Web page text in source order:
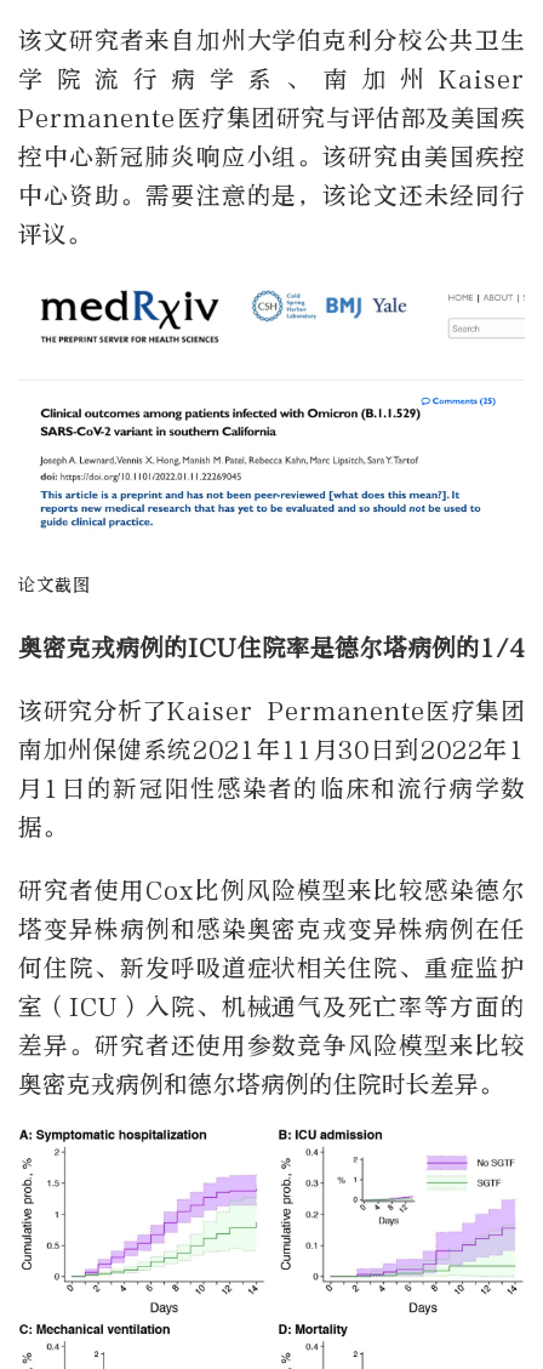
该文研究者来自加州大学伯克利分校公共卫生
学院流行病学系、南加州Kaiser
Permanente医疗集团研究与评估部及美国疾
控中心新冠肺炎响应小组。该研究由美国疾控
中心资助。需要注意的是，该论文还未经同行
评议。
论文截图
奥密克戎病例的ICU住院率是德尔塔病例的1/4
该研究分析了Kaiser Permanente医疗集团
南加州保健系统2021年11月30日到2022年1
月1日的新冠阳性感染者的临床和流行病学数
据。
研究者使用Cox比例风险模型来比较感染德尔
塔变异株病例和感染奥密克戎变异株病例在任
何住院、新发呼吸道症状相关住院、重症监护
室（ICU）入院、机械通气及死亡率等方面的
差异。研究者还使用参数竞争风险模型来比较
奥密克戎病例和德尔塔病例的住院时长差异。